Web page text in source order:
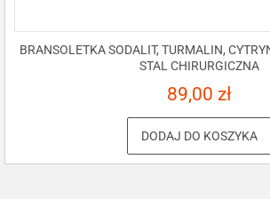
BRANSOLETKA SODALIT, TURMALIN,
STAL CHIRURGICZNA
89,00 zł
DODAJ DO KOSZYKA